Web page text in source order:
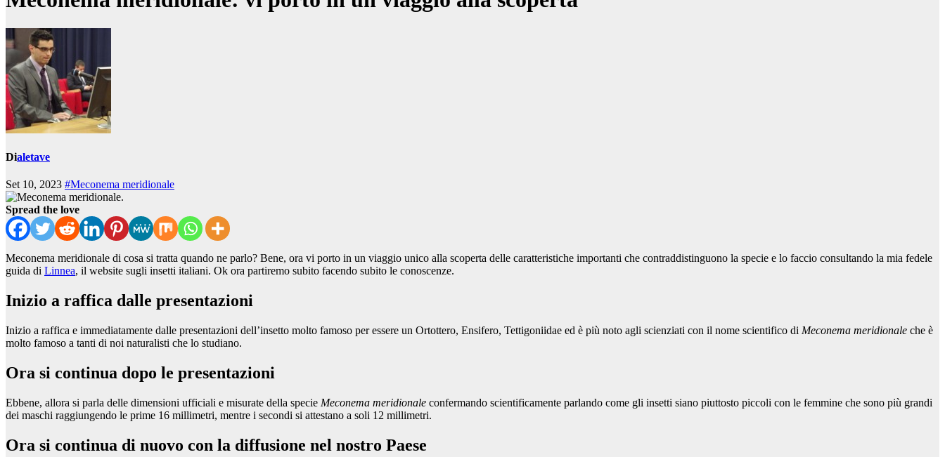
Dialetave
Set 10, 2023 #Meconema meridionale
Spread the love
Meconema meridionale di cosa si tratta quando ne parlo? Bene, ora vi porto in un viaggio unico alla scoperta delle caratteristiche importanti che contraddistinguono la specie e lo faccio consultando la mia fedele
guida di Linnea, il website sugli insetti italiani. Ok ora partiremo subito facendo subito le conoscenze.
Inizio a raffica dalle presentazioni
Inizio a raffica e immediatamente dalle presentazioni dell’insetto molto famoso per essere un Ortottero, Ensifero, Tettigoniidae ed è più noto agli scienziati con il nome scientifico di Meconema meridionale che è
molto famoso a tanti di noi naturalisti che lo studiano.
Ora si continua dopo le presentazioni
Ebbene, allora si parla delle dimensioni ufficiali e misurate della specie Meconema meridionale confermando scientificamente parlando come gli insetti siano piuttosto piccoli con le femmine che sono più grandi
dei maschi raggiungendo le prime 16 millimetri, mentre i secondi si attestano a soli 12 millimetri.
Ora si continua di nuovo con la diffusione nel nostro Paese